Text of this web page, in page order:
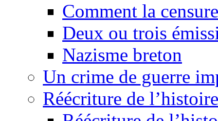
Comment la
Deux ou trois
Nazisme breton
Un crime de guerre
Réécriture de